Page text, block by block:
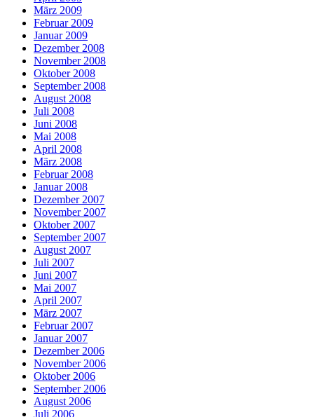
März 2009
Februar 2009
Januar 2009
Dezember 2008
November 2008
Oktober 2008
September 2008
August 2008
Juli 2008
Juni 2008
Mai 2008
April 2008
März 2008
Februar 2008
Januar 2008
Dezember 2007
November 2007
Oktober 2007
September 2007
August 2007
Juli 2007
Juni 2007
Mai 2007
April 2007
März 2007
Februar 2007
Januar 2007
Dezember 2006
November 2006
Oktober 2006
September 2006
August 2006
Juli 2006